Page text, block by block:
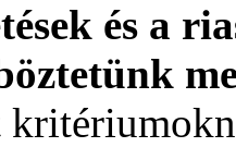
és a